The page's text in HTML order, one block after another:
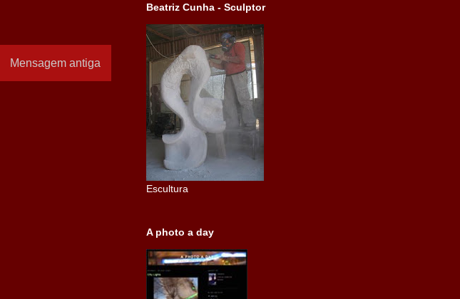
Mensagem antiga
Beatriz Cunha - Sculptor
Escultura
A photo a day